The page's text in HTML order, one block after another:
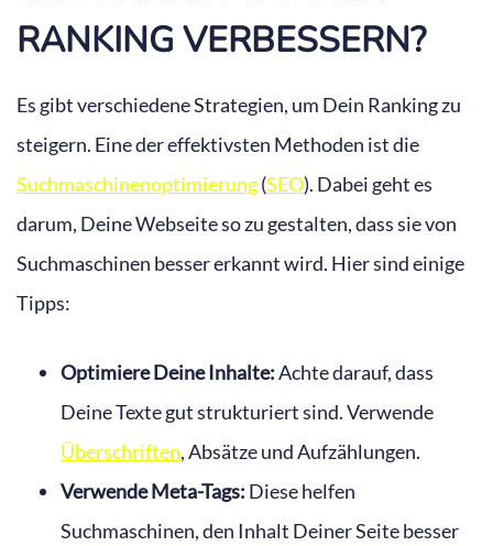
RANKING VERBESSERN?
Es gibt verschiedene Strategien, um Dein Ranking zu
steigern. Eine der effektivsten Methoden ist die
Suchmaschinenoptimierung(SEO). Dabei geht es
darum, Deine Webseite so zu gestalten, dass sie von
Suchmaschinen besser erkannt wird. Hier sind einige
Tipps:
Optimiere Deine Inhalte:Achte darauf, dass
Deine Texte gut strukturiert sind. Verwende
Überschriften, Absätze und Aufzählungen.
Verwende Meta-Tags: Diese helfen
Suchmaschinen, den Inhalt Deiner Seite besser